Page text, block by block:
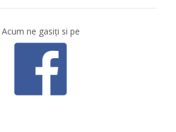
Acum ne gasiţi si pe